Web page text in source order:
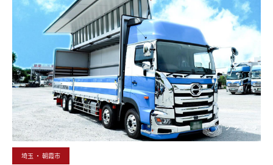
埼玉 ・ 朝霞市